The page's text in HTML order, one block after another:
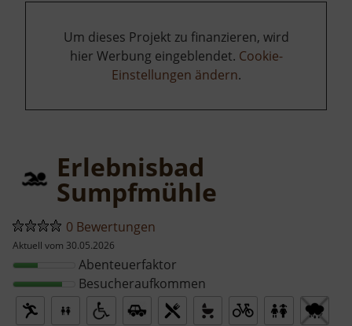
Um dieses Projekt zu finanzieren, wird
hier Werbung eingeblendet. Cookie-
Einstellungen ändern.
Erlebnisbad
Sumpfmühle
0 Bewertungen
Aktuell vom 30.05.2026
Abenteuerfaktor
Besucheraufkommen